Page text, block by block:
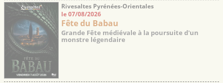
Rivesaltes Pyrénées-Orientales
le 07/08/2026
Fête du Babau
Grande Fête médiévale à la poursuite d'un
monstre légendaire